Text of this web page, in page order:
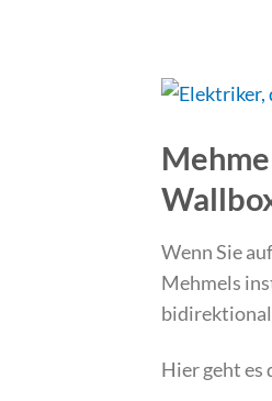
Wenn Sie
Mehmels
Hier geht